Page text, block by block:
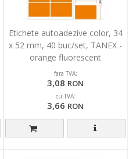
Etichete autoadezive color, 34
x 52 mm, 40 buc/set, TANEX -
orange fluorescent
fara TVA:
3,08 RON
cu TVA:
3,66 RON